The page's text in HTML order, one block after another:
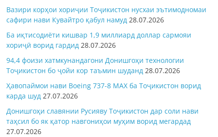
Вазири корҳои хориҷии Тоҷикистон нусхаи эътимодномаи
сафири нави Кувайтро қабул намуд 28.07.2026
Ба иқтисодиёти кишвар 1,9 миллиард доллар сармояи
хориҷӣ ворид гардид 28.07.2026
94,4 фоизи хатмкунандагони Донишгоҳи технологии
Тоҷикистон бо ҷойи кор таъмин шуданд 28.07.2026
Ҳавопаймои нави Boeing 737-8 MAX ба Тоҷикистон ворид
карда шуд 27.07.2026
Донишгоҳи славянии Русияву Тоҷикистон дар соли нави
таҳсил бо як қатор навгониҳои муҳим ворид мегардад
27.07.2026